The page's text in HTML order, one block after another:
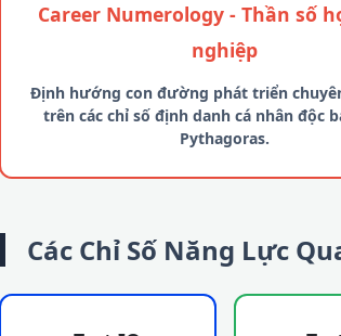
Career Numerology - Thần số
nghiệp
Định hướng con đường phát triển
trên các chỉ số định danh cá nhân độc
Pythagoras.
Các Chỉ Số Năng Lực